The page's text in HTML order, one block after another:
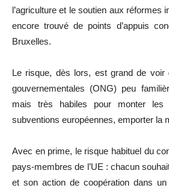
l’agriculture et le soutien aux réformes
encore trouvé de points d’appuis
Bruxelles.
Le risque, dès lors, est grand de voir
gouvernementales (ONG) peu
mais très habiles pour monter les
subventions européennes, emporter la
Avec en prime, le risque habituel du
pays-membres de l’UE : chacun
et son action de coopération dans